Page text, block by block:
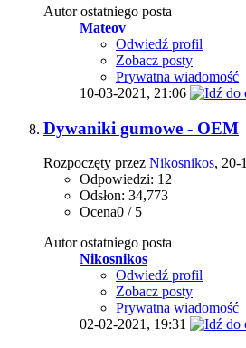
Autor ostatniego posta
Mateov
Odwiedź profil
Zobacz posty
Prywatna wiadomość
10-03-2021, 21:06
Dywaniki gumowe - OEM
Rozpoczęty przez Nikosnikos, 20-
Odpowiedzi: 12
Odsłon: 34,773
Ocena0 / 5
Autor ostatniego posta
Nikosnikos
Odwiedź profil
Zobacz posty
Prywatna wiadomość
02-02-2021, 19:31